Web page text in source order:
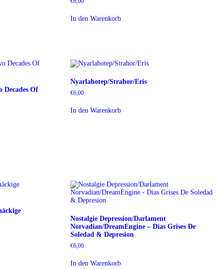
In den Warenkorb
Decades Of
Nyarlahotep/Strahor/Eris
€6,00
In den Warenkorb
Nostalgie Depression/Darlament
Norvadian/DreamEngine – Dias Grises De
Soledad & Depresion
€6,00
In den Warenkorb